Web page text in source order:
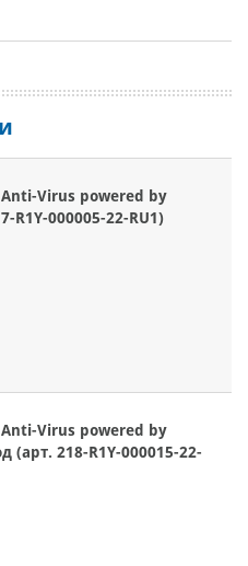
Virus powered by
R1Y-000005-22-RU1)
Virus powered by
(арт. 218-R1Y-000015-22-